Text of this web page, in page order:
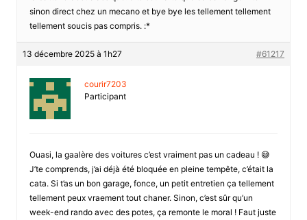
sinon direct chez un mecano et bye bye les tellement tellement
tellement soucis pas compris. :*
13 décembre 2025 à 1h27 #61217
courir7203
Participant
Ouasi, la gaalère des voitures c’est vraiment pas un cadeau ! 😅
J’te comprends, j’ai déjà été bloquée en pleine tempête, c’était la
cata. Si t’as un bon garage, fonce, un petit entretien ça tellement
tellement peux vraement tout chaner. Sinon, c’est sûr qu’un
week-end rando avec des potes, ça remonte le moral ! Faut juste